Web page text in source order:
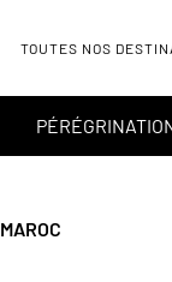
TOUTES NOS
MAROC